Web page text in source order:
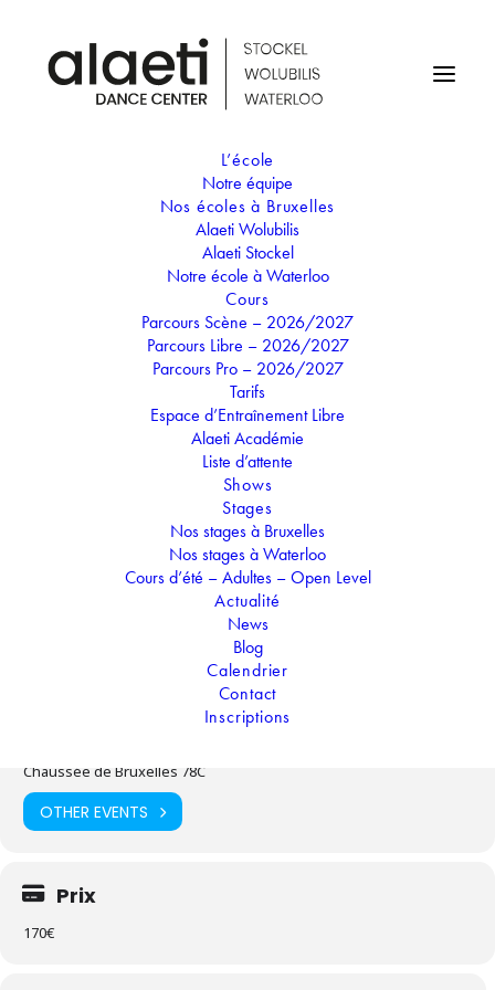
L’école
Notre équipe
Nos écoles à Bruxelles
Alaeti Wolubilis
Alaeti Stockel
Notre école à Waterloo
Cours
Parcours Scène – 2026/2027
Parcours Libre – 2026/2027
Parcours Pro – 2026/2027
Tarifs
Espace d’Entraînement Libre
Alaeti Académie
Liste d’attente
Shows
Stages
Nos stages à Bruxelles
Nos stages à Waterloo
Cours d’été – Adultes – Open Level
Actualité
News
Blog
Calendrier
Contact
Inscriptions
STAGE D'ÉTÉ - INTENSIF
DANSE / 7-10 ANS
(WATERLOO)
STAGE D'ÉTÉ - INTENSIF DANSE /
7-10 ANS (WATERLOO)
Classique, Comédie Musicale, Danse de Caractère,
(Toute la journée)
Chaussée de Bruxelles 78C
OTHER EVENTS
Prix
170€